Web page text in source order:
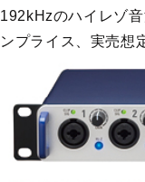
192kHzのハイレゾ
ンプライス、実売想